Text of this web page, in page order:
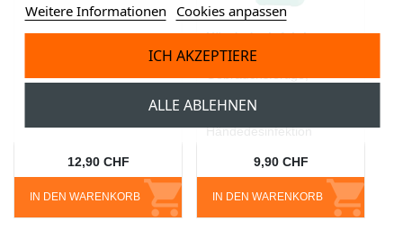
IN DEN WARENKORB
12,90 CHF
Händedesinfektion
Softa-Man® pure, 500 ml
die pflegende
Händedesinfektion
IN DEN WARENKORB
9,90 CHF
Weitere Informationen Cookies anpassen
ALLE ABLEHNEN
ICH AKZEPTIERE